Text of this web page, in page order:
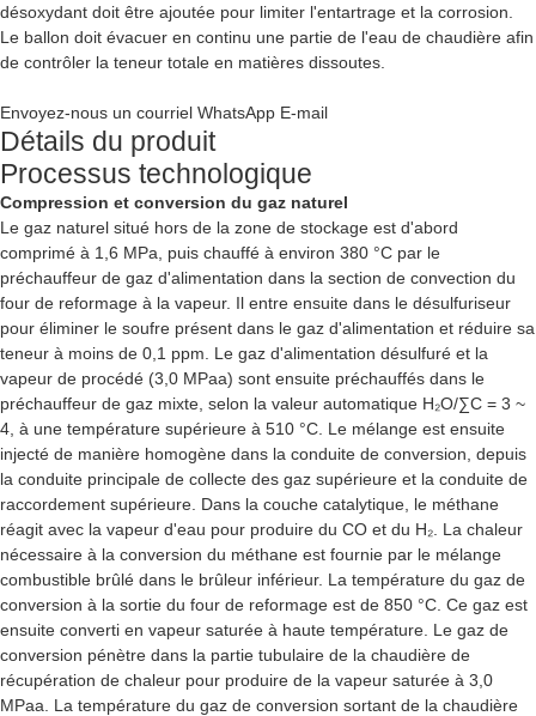
désoxydant doit être ajoutée pour limiter l'entartrage et la corrosion.
Le ballon doit évacuer en continu une partie de l'eau de chaudière afin
de contrôler la teneur totale en matières dissoutes.
Envoyez-nous un courriel WhatsApp E-mail
Détails du produit
Processus technologique
Compression et conversion du gaz naturel
Le gaz naturel situé hors de la zone de stockage est d'abord
comprimé à 1,6 MPa, puis chauffé à environ 380 °C par le
préchauffeur de gaz d'alimentation dans la section de convection du
four de reformage à la vapeur. Il entre ensuite dans le désulfuriseur
pour éliminer le soufre présent dans le gaz d'alimentation et réduire sa
teneur à moins de 0,1 ppm. Le gaz d'alimentation désulfuré et la
vapeur de procédé (3,0 MPaa) sont ensuite préchauffés dans le
préchauffeur de gaz mixte, selon la valeur automatique H₂O/∑C = 3 ~
4, à une température supérieure à 510 °C. Le mélange est ensuite
injecté de manière homogène dans la conduite de conversion, depuis
la conduite principale de collecte des gaz supérieure et la conduite de
raccordement supérieure. Dans la couche catalytique, le méthane
réagit avec la vapeur d'eau pour produire du CO et du H₂. La chaleur
nécessaire à la conversion du méthane est fournie par le mélange
combustible brûlé dans le brûleur inférieur. La température du gaz de
conversion à la sortie du four de reformage est de 850 °C. Ce gaz est
ensuite converti en vapeur saturée à haute température. Le gaz de
conversion pénètre dans la partie tubulaire de la chaudière de
récupération de chaleur pour produire de la vapeur saturée à 3,0
MPaa. La température du gaz de conversion sortant de la chaudière